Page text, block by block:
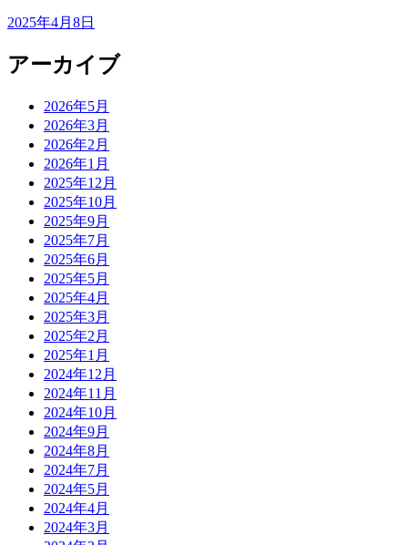
2025年4月8日
アーカイブ
2026年5月
2026年3月
2026年2月
2026年1月
2025年12月
2025年10月
2025年9月
2025年7月
2025年6月
2025年5月
2025年4月
2025年3月
2025年2月
2025年1月
2024年12月
2024年11月
2024年10月
2024年9月
2024年8月
2024年7月
2024年5月
2024年4月
2024年3月